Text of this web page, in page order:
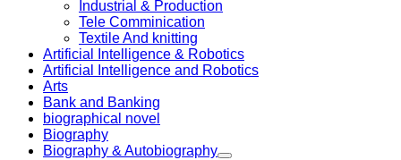
Industrial & Production
Tele Comminication
Textile And knitting
Artificial Intelligence & Robotics
Artificial Intelligence and Robotics
Arts
Bank and Banking
biographical novel
Biography
Biography & Autobiography